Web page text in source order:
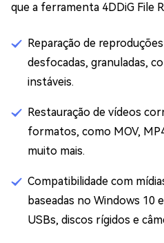
que a ferramenta 4DDiG File
Reparação de
desfocadas, granuladas,
instáveis.
Restauração de vídeos
formatos, como MOV,
muito mais.
Compatibilidade com
baseadas no Windows 10
USBs, discos rígidos e